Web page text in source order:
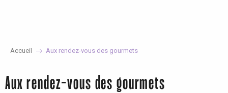
Accueil Aux rendez-vous des gourmets
Aux rendez-vous des gourmets